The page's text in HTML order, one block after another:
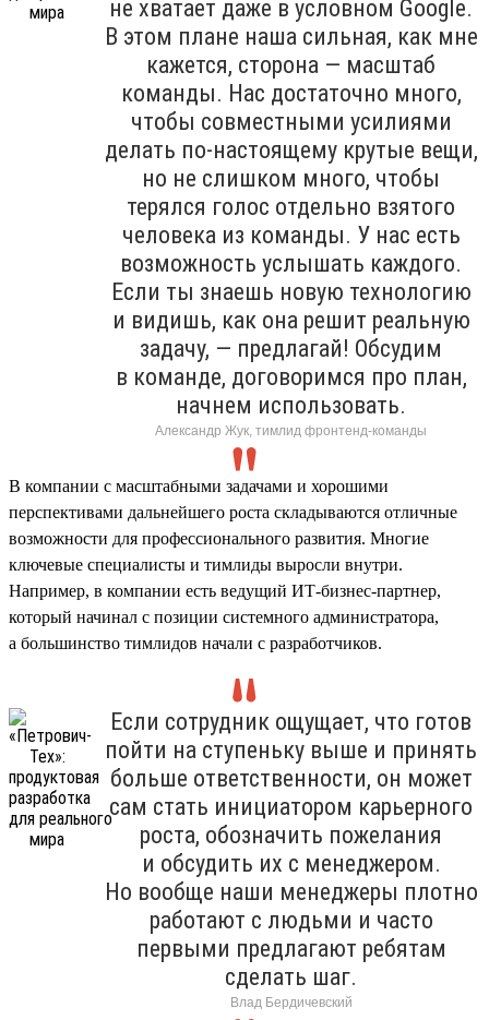
не хватает даже в условном Google.
В этом плане наша сильная, как мне
кажется, сторона — масштаб
команды. Нас достаточно много,
чтобы совместными усилиями
делать по-настоящему крутые вещи,
но не слишком много, чтобы
терялся голос отдельно взятого
человека из команды. У нас есть
возможность услышать каждого.
Если ты знаешь новую технологию
и видишь, как она решит реальную
задачу, — предлагай! Обсудим
в команде, договоримся про план,
начнем использовать.
Александр Жук, тимлид фронтенд-команды
В компании с масштабными задачами и хорошими
перспективами дальнейшего роста складываются отличные
возможности для профессионального развития. Многие
ключевые специалисты и тимлиды выросли внутри.
Например, в компании есть ведущий ИТ-бизнес-партнер,
который начинал с позиции системного администратора,
а большинство тимлидов начали с разработчиков.
Если сотрудник ощущает, что готов
пойти на ступеньку выше и принять
больше ответственности, он может
сам стать инициатором карьерного
роста, обозначить пожелания
и обсудить их с менеджером.
Но вообще наши менеджеры плотно
работают с людьми и часто
первыми предлагают ребятам
сделать шаг.
Влад Бердичевский